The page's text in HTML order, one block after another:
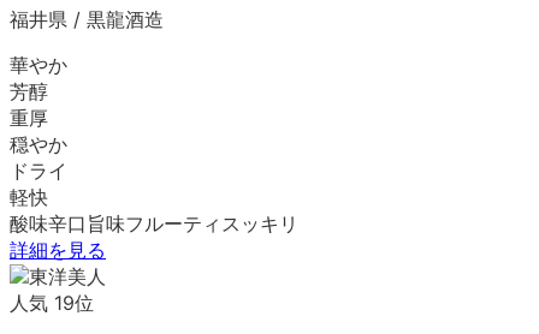
福井県 / 黒龍酒造
華やか
芳醇
重厚
穏やか
ドライ
軽快
酸味辛口 旨味フルーティ スッキリ
詳細を見る
人気 19位